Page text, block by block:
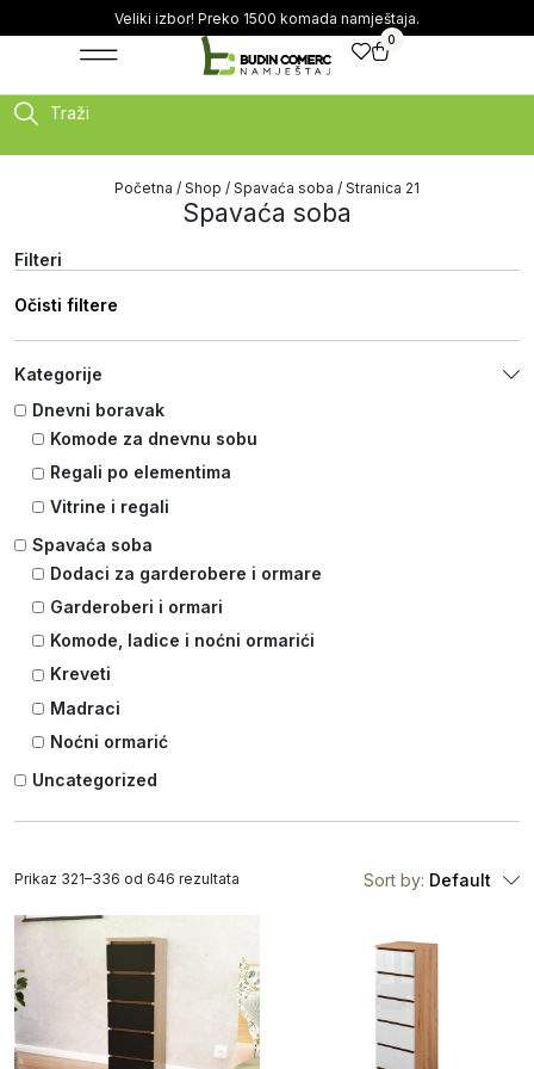
Veliki izbor! Preko 1500 komada namještaja.
0
Traži
Početna / Shop / Spavaća soba / Stranica 21
Spavaća soba
Filteri
Očisti filtere
Kategorije
Dnevni boravak
Komode za dnevnu sobu
Regali po elementima
Vitrine i regali
Spavaća soba
Dodaci za garderobere i ormare
Garderoberi i ormari
Komode, ladice i noćni ormarići
Kreveti
Madraci
Noćni ormarić
Uncategorized
Sort by: Default
Prikaz 321–336 od 646 rezultata